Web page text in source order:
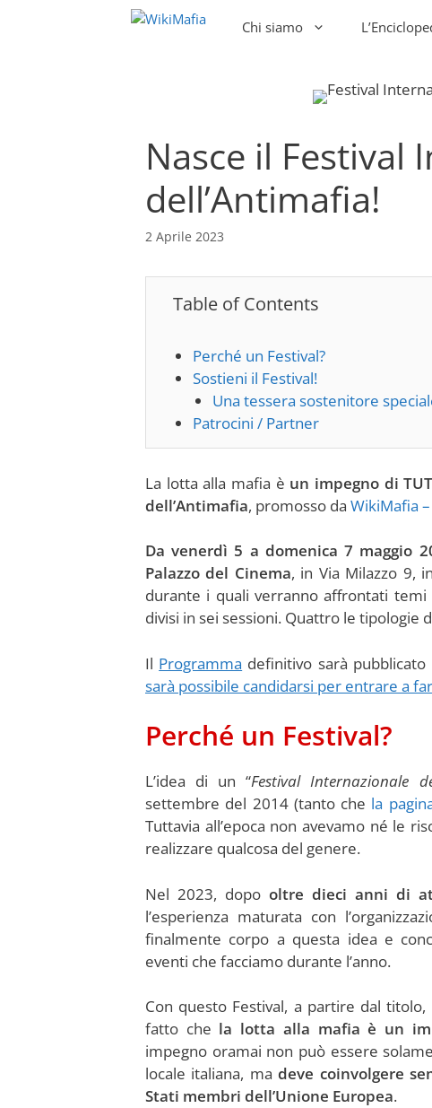
Chi siamo
Nasce il Festival
dell’Antimafia!
2 Aprile 2023
Table of Contents
Perché un Festival?
Sostieni il Festival!
Una tessera sostenitore
Patrocini / Partner
La lotta alla mafia è un impegno di
dell’Antimafia, promosso da WikiMafia
Da venerdì 5 a domenica 7 maggio
Palazzo del Cinema, in Via Milazzo 9,
durante i quali verranno affrontati temi
divisi in sei sessioni. Quattro le tipologie
Il Programma definitivo sarà
sarà possibile candidarsi per entrare a
Perché un Festival?
L’idea di un “Festival Internazionale
settembre del 2014 (tanto che la
Tuttavia all’epoca non avevamo né le
realizzare qualcosa del genere.
Nel 2023, dopo oltre dieci anni di
l’esperienza maturata con
finalmente corpo a questa idea e
eventi che facciamo durante l’anno.
Con questo Festival, a partire dal
fatto che la lotta alla mafia è un
impegno oramai non può essere
locale italiana, madeve coinvolgere
Stati membri dell’Unione Europea.